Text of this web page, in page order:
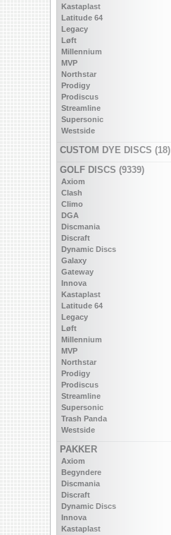
Kastaplast
Latitude 64
Legacy
Løft
Millennium
MVP
Northstar
Prodigy
Prodiscus
Streamline
Supersonic
Westside
CUSTOM DYE DISCS (18)
GOLF DISCS (9339)
Axiom
Clash
Climo
DGA
Discmania
Discraft
Dynamic Discs
Galaxy
Gateway
Innova
Kastaplast
Latitude 64
Legacy
Løft
Millennium
MVP
Northstar
Prodigy
Prodiscus
Streamline
Supersonic
Trash Panda
Westside
PAKKER
Axiom
Begyndere
Discmania
Discraft
Dynamic Discs
Innova
Kastaplast